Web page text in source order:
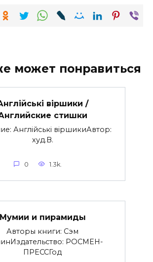
может понравиться
віршики /
стишки
Англійські віршикиАвтор:
худ.В.
0 1.3k.
Мумии и пирамиды
Авторы книги: Сэм
РОСМЕН-
ПРЕССГод